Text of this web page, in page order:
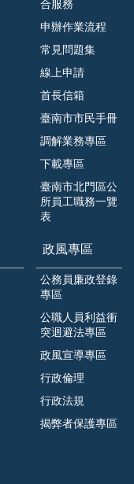
合服務
申辦作業流程
常見問題集
線上申請
首長信箱
臺南市市民手冊
調解業務專區
下載專區
臺南市北門區公
所員工職務一覽
表
政風專區
公務員廉政登錄
專區
公職人員利益衝
突迴避法專區
政風宣導專區
行政倫理
行政法規
揭弊者保護專區